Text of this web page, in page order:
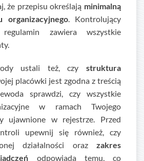
że przepisu określają minimalną
organizacyjnego. Kontrolujący
zawiera wszystkie
ustali też, czy struktura
placówki jest zgodna z treścią
sprawdzi, czy wszystkie
w ramach Twojego
ujawnione w rejestrze. Przed
upewnij się również, czy
działalności oraz zakres
odpowiada temu, co